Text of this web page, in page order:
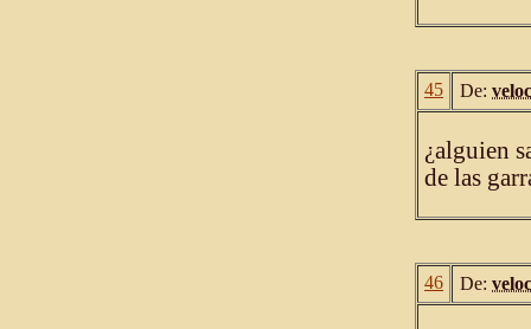
45 De:
¿alguien
de las
46 De: